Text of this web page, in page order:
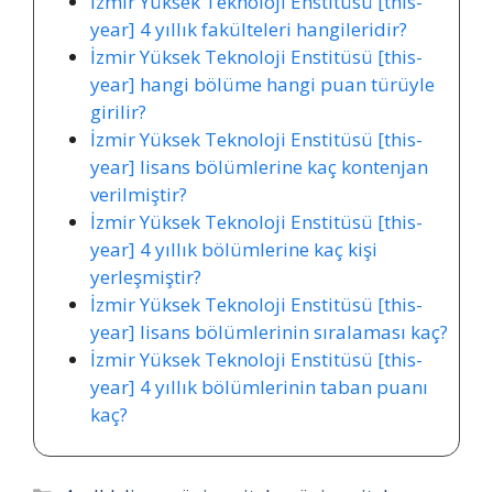
year] 4 yıllık fakülteleri hangileridir?
İzmir Yüksek Teknoloji Enstitüsü [this-
year] hangi bölüme hangi puan türüyle
girilir?
İzmir Yüksek Teknoloji Enstitüsü [this-
year] lisans bölümlerine kaç kontenjan
verilmiştir?
İzmir Yüksek Teknoloji Enstitüsü [this-
year] 4 yıllık bölümlerine kaç kişi
yerleşmiştir?
İzmir Yüksek Teknoloji Enstitüsü [this-
year] lisans bölümlerinin sıralaması kaç?
İzmir Yüksek Teknoloji Enstitüsü [this-
year] 4 yıllık bölümlerinin taban puanı
kaç?